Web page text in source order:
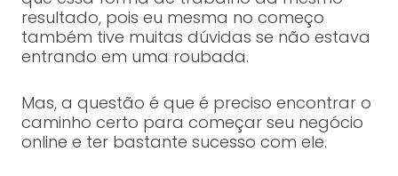
resultado, pois eu mesma no começo
também tive muitas dúvidas se não estava
entrando em uma roubada.
Mas, a questão é que é preciso encontrar o
caminho certo para começar seu negócio
online e ter bastante sucesso com ele.